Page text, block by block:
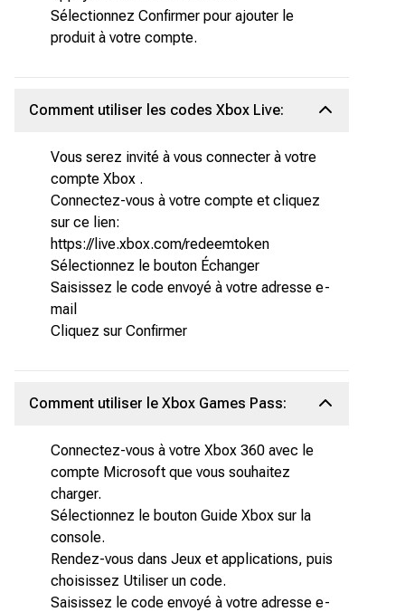
Sélectionnez Confirmer pour ajouter le
produit à votre compte.
Comment utiliser les codes Xbox Live:
Vous serez invité à vous connecter à votre
compte Xbox .
Connectez-vous à votre compte et cliquez
sur ce lien:
https://live.xbox.com/redeemtoken
Sélectionnez le bouton Échanger
Saisissez le code envoyé à votre adresse e-
mail
Cliquez sur Confirmer
Comment utiliser le Xbox Games Pass:
Connectez-vous à votre Xbox 360 avec le
compte Microsoft que vous souhaitez
charger.
Sélectionnez le bouton Guide Xbox sur la
console.
Rendez-vous dans Jeux et applications, puis
choisissez Utiliser un code.
Saisissez le code envoyé à votre adresse e-